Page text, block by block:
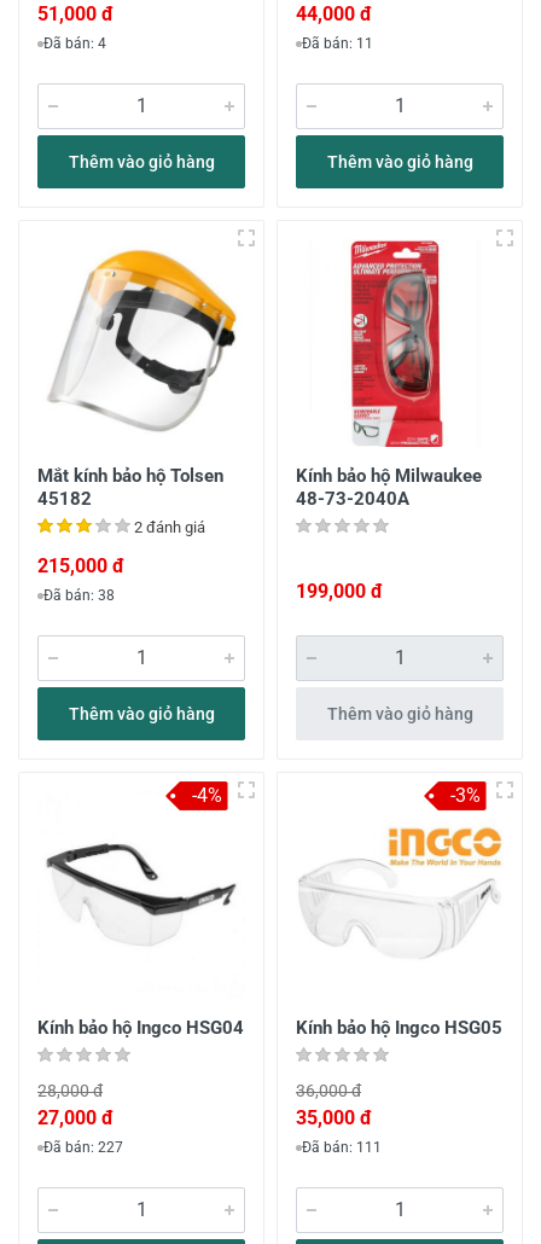
51,000 đ
Đã bán: 4
Thêm vào giỏ hàng
44,000 đ
Đã bán: 11
Thêm vào giỏ hàng
Mắt kính bảo hộ Tolsen
45182
2 đánh giá
215,000 đ
Đã bán: 38
Thêm vào giỏ hàng
Kính bảo hộ Milwaukee
48-73-2040A
199,000 đ
Thêm vào giỏ hàng
Kính bảo hộ Ingco HSG04
28,000 đ
27,000 đ
Đã bán: 227
-4%
Kính bảo hộ Ingco HSG05
36,000 đ
35,000 đ
Đã bán: 111
-3%